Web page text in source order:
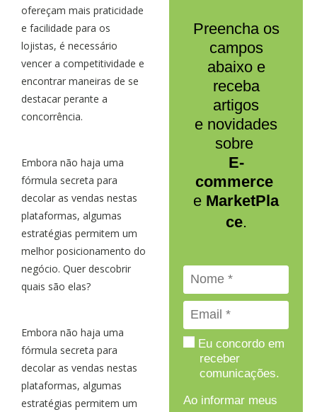
ofereçam mais praticidade
e facilidade para os
lojistas, é necessário
vencer a competitividade e
encontrar maneiras de se
destacar perante a
concorrência.
Embora não haja uma
fórmula secreta para
decolar as vendas nestas
plataformas, algumas
estratégias permitem um
melhor posicionamento do
negócio. Quer descobrir
quais são elas?
Embora não haja uma
fórmula secreta para
decolar as vendas nestas
plataformas, algumas
estratégias permitem um
Preencha os
campos
abaixo e
receba
artigos
e novidades
sobre
E-
commerce
e MarketPla
ce.
Eu concordo em
receber
comunicações.
Ao informar meus